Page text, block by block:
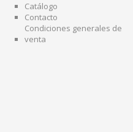
Catálogo
Contacto
Condiciones generales de
venta